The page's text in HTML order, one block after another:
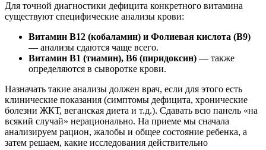
Для точной диагностики дефицита конкретного витамина
существуют специфические анализы крови:
Витамин B12 (кобаламин) и Фолиевая кислота (B9)
— анализы сдаются чаще всего.
Витамин B1 (тиамин), B6 (пиридоксин) — также
определяются в сыворотке крови.
Назначать такие анализы должен врач, если для этого есть
клинические показания (симптомы дефицита, хронические
болезни ЖКТ, веганская диета и т.д.). Сдавать всю панель «на
всякий случай» нерационально. На приеме мы сначала
анализируем рацион, жалобы и общее состояние ребенка, а
затем решаем, какие исследования действительно